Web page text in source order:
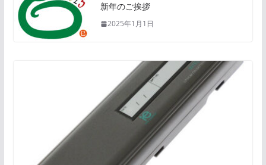
新年のご挨拶
2025年1月1日